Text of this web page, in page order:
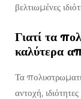
βελτιωμένες
Γιατί τα
καλύτερα
Τα
αντοχή,